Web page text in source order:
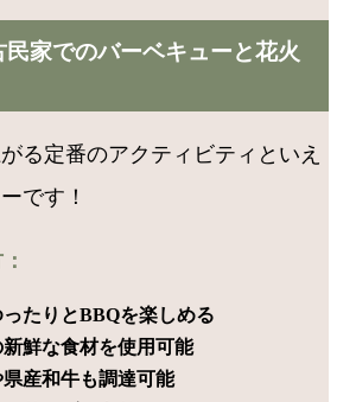
民家でのバーベキューと花火
る定番のアクティビティといえ
です！
たりとBBQを楽しめる
鮮な食材を使用可能
産和牛も調達可能